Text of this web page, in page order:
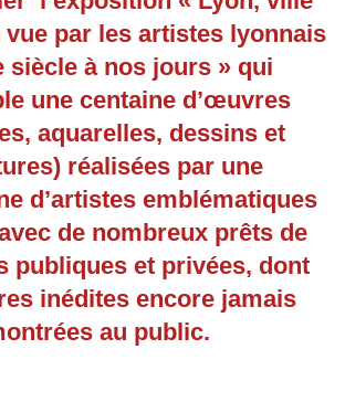
vue par les artistes lyonnais
siècle à nos jours » qui
une centaine d’œuvres
aquarelles, dessins et
réalisées par une
d’artistes emblématiques
de nombreux prêts de
publiques et privées, dont
inédites encore jamais
au public.